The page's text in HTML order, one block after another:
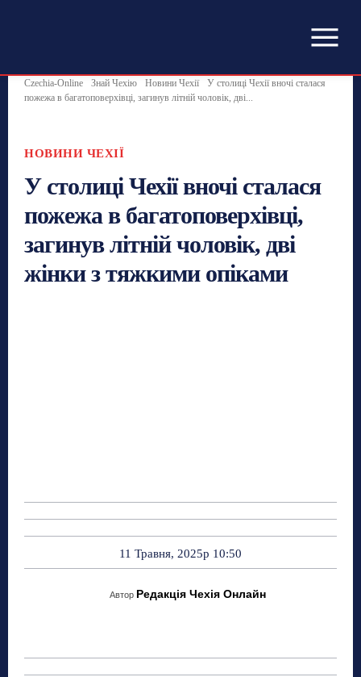
Czechia-Online Знай Чехію Новини Чехії
У столиці Чехії вночі сталася
пожежа в багатоповерхівці, загинув літній чоловік, дві...
НОВИНИ ЧЕХІЇ
У столиці Чехії вночі сталася
пожежа в багатоповерхівці,
загинув літній чоловік, дві
жінки з тяжкими опіками
11 Травня, 2025р 10:50
Автор Редакція Чехія Онлайн